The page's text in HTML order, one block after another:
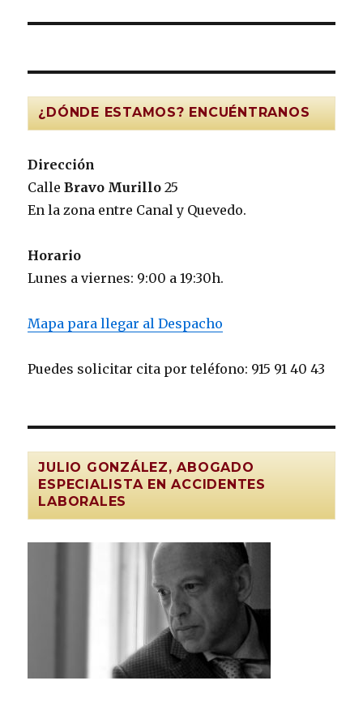
¿DÓNDE ESTAMOS? ENCUÉNTRANOS
Dirección
CalleBravo Murillo 25
En la zona entre Canal y Quevedo.
Horario
Lunes a viernes: 9:00 a 19:30h.
Mapa para llegar al Despacho
Puedes solicitar cita por teléfono: 915 91 40 43
JULIO GONZÁLEZ, ABOGADO
ESPECIALISTA EN ACCIDENTES
LABORALES